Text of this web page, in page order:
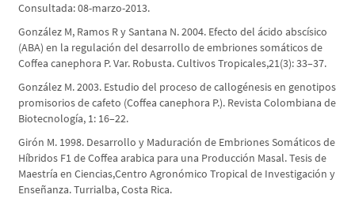
Consultada: 08-marzo-2013.
González M, Ramos R y Santana N. 2004. Efecto del ácido abscísico
(ABA) en la regulación del desarrollo de embriones somáticos de
Coffea canephora P. Var. Robusta. Cultivos Tropicales,21(3): 33–37.
González M. 2003. Estudio del proceso de callogénesis en genotipos
promisorios de cafeto (Coffea canephora P.). Revista Colombiana de
Biotecnología, 1: 16–22.
Girón M. 1998. Desarrollo y Maduración de Embriones Somáticos de
Híbridos F1 de Coffea arabica para una Producción Masal. Tesis de
Maestría en Ciencias,Centro Agronómico Tropical de Investigación y
Enseñanza. Turrialba, Costa Rica.